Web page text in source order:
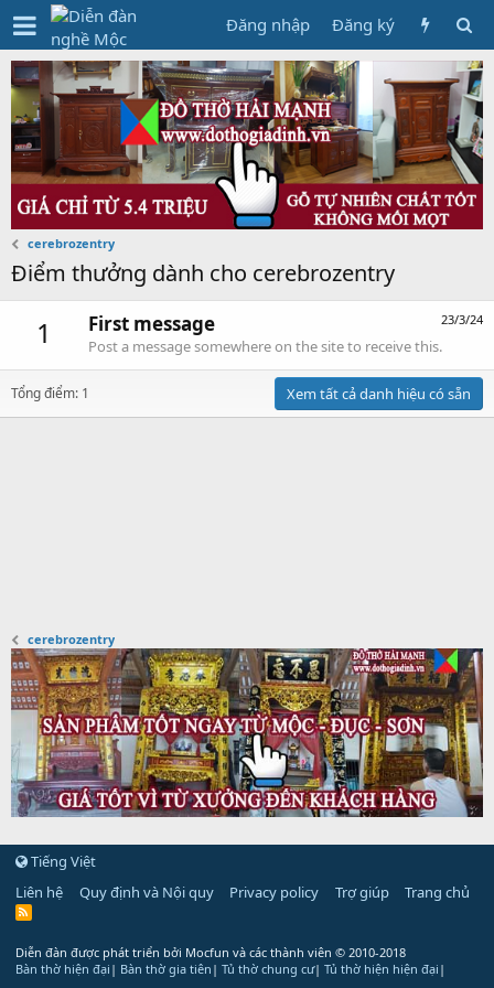
Đăng nhập Đăng ký
cerebrozentry
Điểm thưởng dành cho cerebrozentry
1 23/3/24
First message
Post a message somewhere on the site to receive this.
Tổng điểm: 1 Xem tất cả danh hiệu có sẵn
cerebrozentry
Tiếng Việt
Liên hệ
Quy định và Nội quy Privacy policy Trợ giúp Trang chủ
R
Diễn đàn được phát triển bởi Mocfun và các thành viên © 2010-2018
Bàn thờ hiện đại | Bàn thờ gia tiên | Tủ thờ chung cư| Tủ thờ hiện hiện đại |